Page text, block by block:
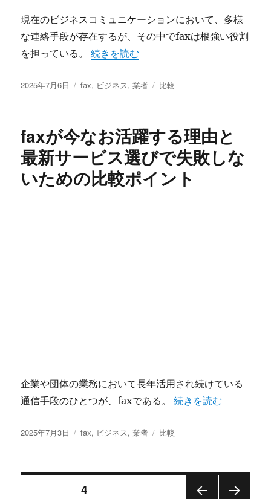
現在のビジネスコミュニケーションにおいて、多様
な連絡手段が存在するが、その中でfaxは根強い役割
を担っている。“fax業者比較で失敗しないための選び
続きを読む
投
2025年7月6日
カ
ー
fax, ビジネス,業者
タ
比較
faxが今なお活躍する理由と
最新サービス選びで失敗しな
いための比較ポイント
企業や団体の業務において長年活用され続けている
通信手段のひとつが、faxである。“faxが今なお活躍す
続きを読む
投
2025年7月3日
カ
fax, ビジネス,業者
タ
比較
固定ページ4